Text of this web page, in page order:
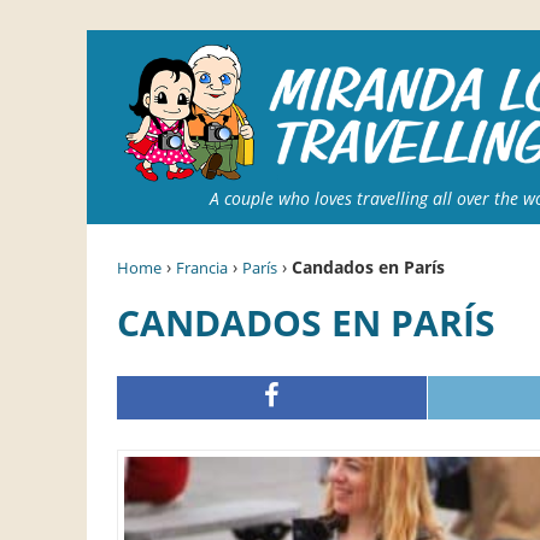
A couple who loves travelling all over the
Home › Francia › París › Candados en París
CANDADOS EN PARÍS